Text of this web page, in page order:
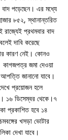
পড়েছেন। এর মধ্যে
৮৫২, স্থানান্তরিত
প্রথমবার বাদ
দাবি করেছে
কারণ নেই। কোনও
কাগজপত্র জমা দেওয়া
আপত্তি জানানো যাবে।
প্রয়োজন হলে
১৬ ডিসেম্বর থেকে।৭
প্রকাশিত হবে ১৪
খসড়া ভোটার
দেখা যাবে।